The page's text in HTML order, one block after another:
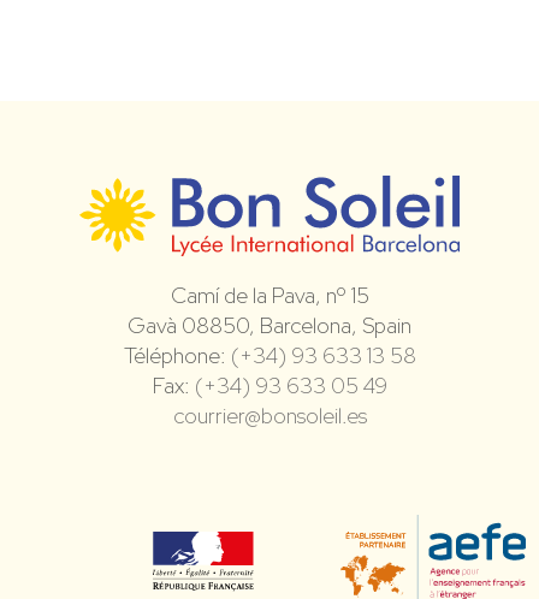
Camí de la Pava, nº 15
Gavà 08850, Barcelona, Spain
Téléphone: (+34) 93 633 13 58
Fax: (+34) 93 633 05 49
courrier@bonsoleil.es